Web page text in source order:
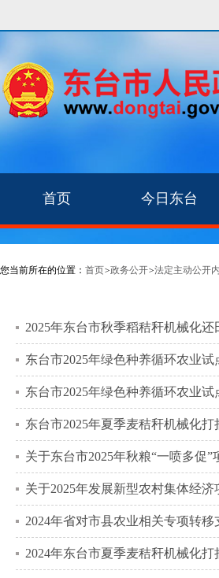
首页 今日东台
您当前所在的位置： 首页>政务公开>法定主动公开
2025年东台市秋季稻秸秆机械化
东台市2025年绿色种养循环农业
东台市2025年绿色种养循环农业
东台市2025年夏季麦秸秆机械化
关于东台市2025年秋粮“一喷多促
关于2025年发展新型农村集体经
2024年省对市县农业相关专项转
2024年东台市夏季麦秸秆机械化